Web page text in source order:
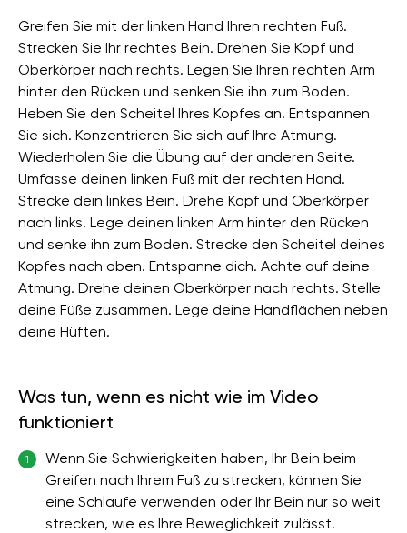
Greifen Sie mit der linken Hand Ihren rechten Fuß.
Strecken Sie Ihr rechtes Bein. Drehen Sie Kopf und
Oberkörper nach rechts. Legen Sie Ihren rechten Arm
hinter den Rücken und senken Sie ihn zum Boden.
Heben Sie den Scheitel Ihres Kopfes an. Entspannen
Sie sich. Konzentrieren Sie sich auf Ihre Atmung.
Wiederholen Sie die Übung auf der anderen Seite.
Umfasse deinen linken Fuß mit der rechten Hand.
Strecke dein linkes Bein. Drehe Kopf und Oberkörper
nach links. Lege deinen linken Arm hinter den Rücken
und senke ihn zum Boden. Strecke den Scheitel deines
Kopfes nach oben. Entspanne dich. Achte auf deine
Atmung. Drehe deinen Oberkörper nach rechts. Stelle
deine Füße zusammen. Lege deine Handflächen neben
deine Hüften.
Was tun, wenn es nicht wie im Video
funktioniert
1
Wenn Sie Schwierigkeiten haben, Ihr Bein beim
Greifen nach Ihrem Fuß zu strecken, können Sie
eine Schlaufe verwenden oder Ihr Bein nur so weit
strecken, wie es Ihre Beweglichkeit zulässt.